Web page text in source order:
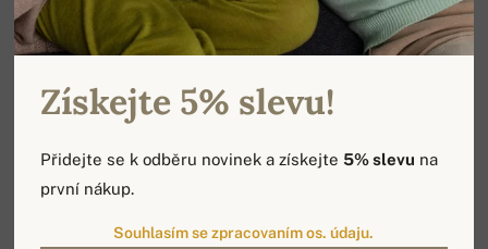
Získejte 5% slevu!
Přidejte se k odběru novinek a získejte5% slevu na
první nákup.
Souhlasím se zpracovaním os. údaju.